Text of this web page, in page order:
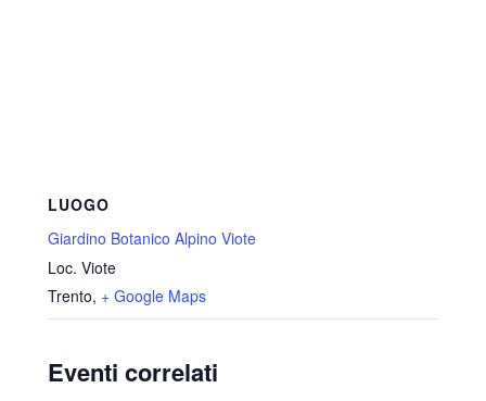
LUOGO
Giardino Botanico Alpino Viote
Loc. Viote
Trento, + Google Maps
Eventi correlati